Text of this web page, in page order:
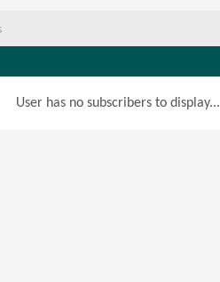
User has no subscribers to display...